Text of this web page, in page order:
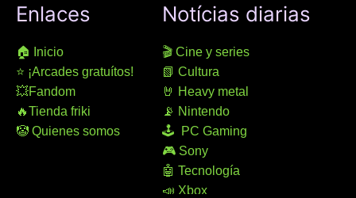
Enlaces
🏠 Inicio
⭐ ¡Arcades gratuítos!
💥Fandom
🔥Tienda friki
🤡 Quienes somos
Notícias diarias
🎬 Cine y series
📗 Cultura
🤘 Heavy metal
📡 Nintendo
🕹 PC Gaming
🎮 Sony
🤖 Tecnología
📣 Xbox